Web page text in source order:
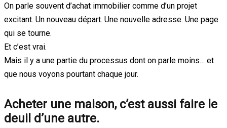
On parle souvent d’achat immobilier comme d’un projet
excitant. Un nouveau départ. Une nouvelle adresse. Une page
qui se tourne.
Et c’est vrai.
Mais il y a une partie du processus dont on parle moins… et
que nous voyons pourtant chaque jour.
Acheter une maison, c’est aussi faire le
deuil d’une autre.